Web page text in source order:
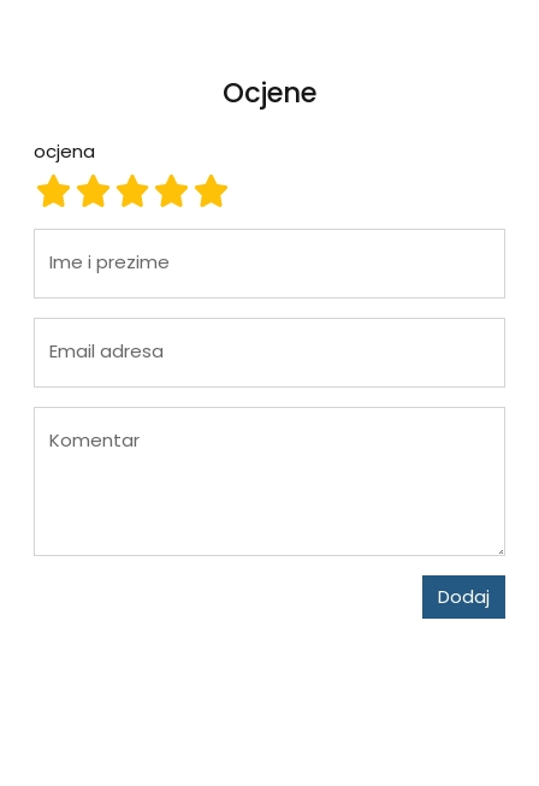
Ocjene
ocjena
ocjena 5
ocjena 4
ocjena 3
ocjena 2
ocjena 1
Ime i prezime
Email adresa
Komentar
Dodaj